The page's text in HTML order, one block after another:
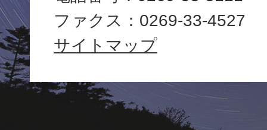
Yamanouchi
Town
ファクス：0269-33-4527
サイトマップ